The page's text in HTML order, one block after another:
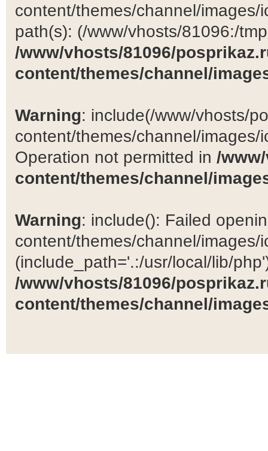
content/themes/channel/
path(s): (/www/vhosts/81096:/
/www/vhosts/81096/
content/themes/channel/
Warning: include(/www/vhosts/
content/themes/channel/
Operation not permitted in /
content/themes/channel/
Warning: include(): Failed
content/themes/channel/images/
(include_path='.:/usr/local/lib/
/www/vhosts/81096/
content/themes/channel/